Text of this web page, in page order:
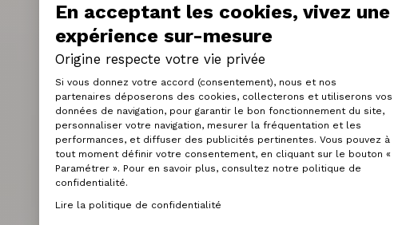
En acceptant les cookies, vivez une
expérience sur-mesure
Origine respecte votre vie privée
Plateforme de Gestion du
Si vous donnez votre accord (consentement), nous et nos
partenaires déposerons des cookies, collecterons et utiliserons vos
données de navigation, pour garantir le bon fonctionnement du site,
personnaliser votre navigation, mesurer la fréquentation et les
performances, et diffuser des publicités pertinentes. Vous pouvez à
tout moment définir votre consentement, en cliquant sur le bouton «
Paramétrer ». Pour en savoir plus, consultez notre politique de
confidentialité.
Lire la politique de confidentialité
Axeptio consent